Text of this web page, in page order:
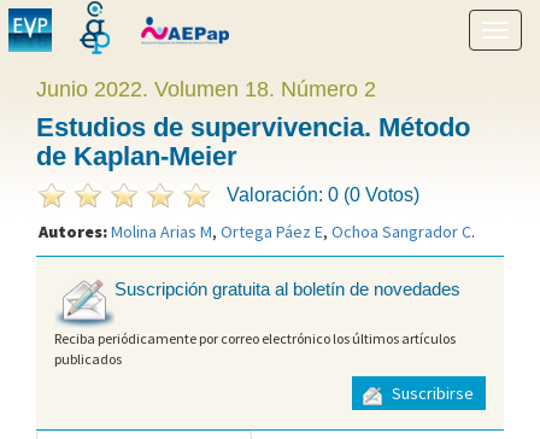
menú
Junio 2022. Volumen 18. Número 2
Estudios de supervivencia. Método
de Kaplan-Meier
Valoración: 0 (0 Votos)
Autores:Molina Arias M, Ortega Páez E, Ochoa Sangrador C.
Suscripción gratuita al boletín de novedades
Reciba periódicamente por correo electrónico los últimos artículos
publicados
Suscribirse